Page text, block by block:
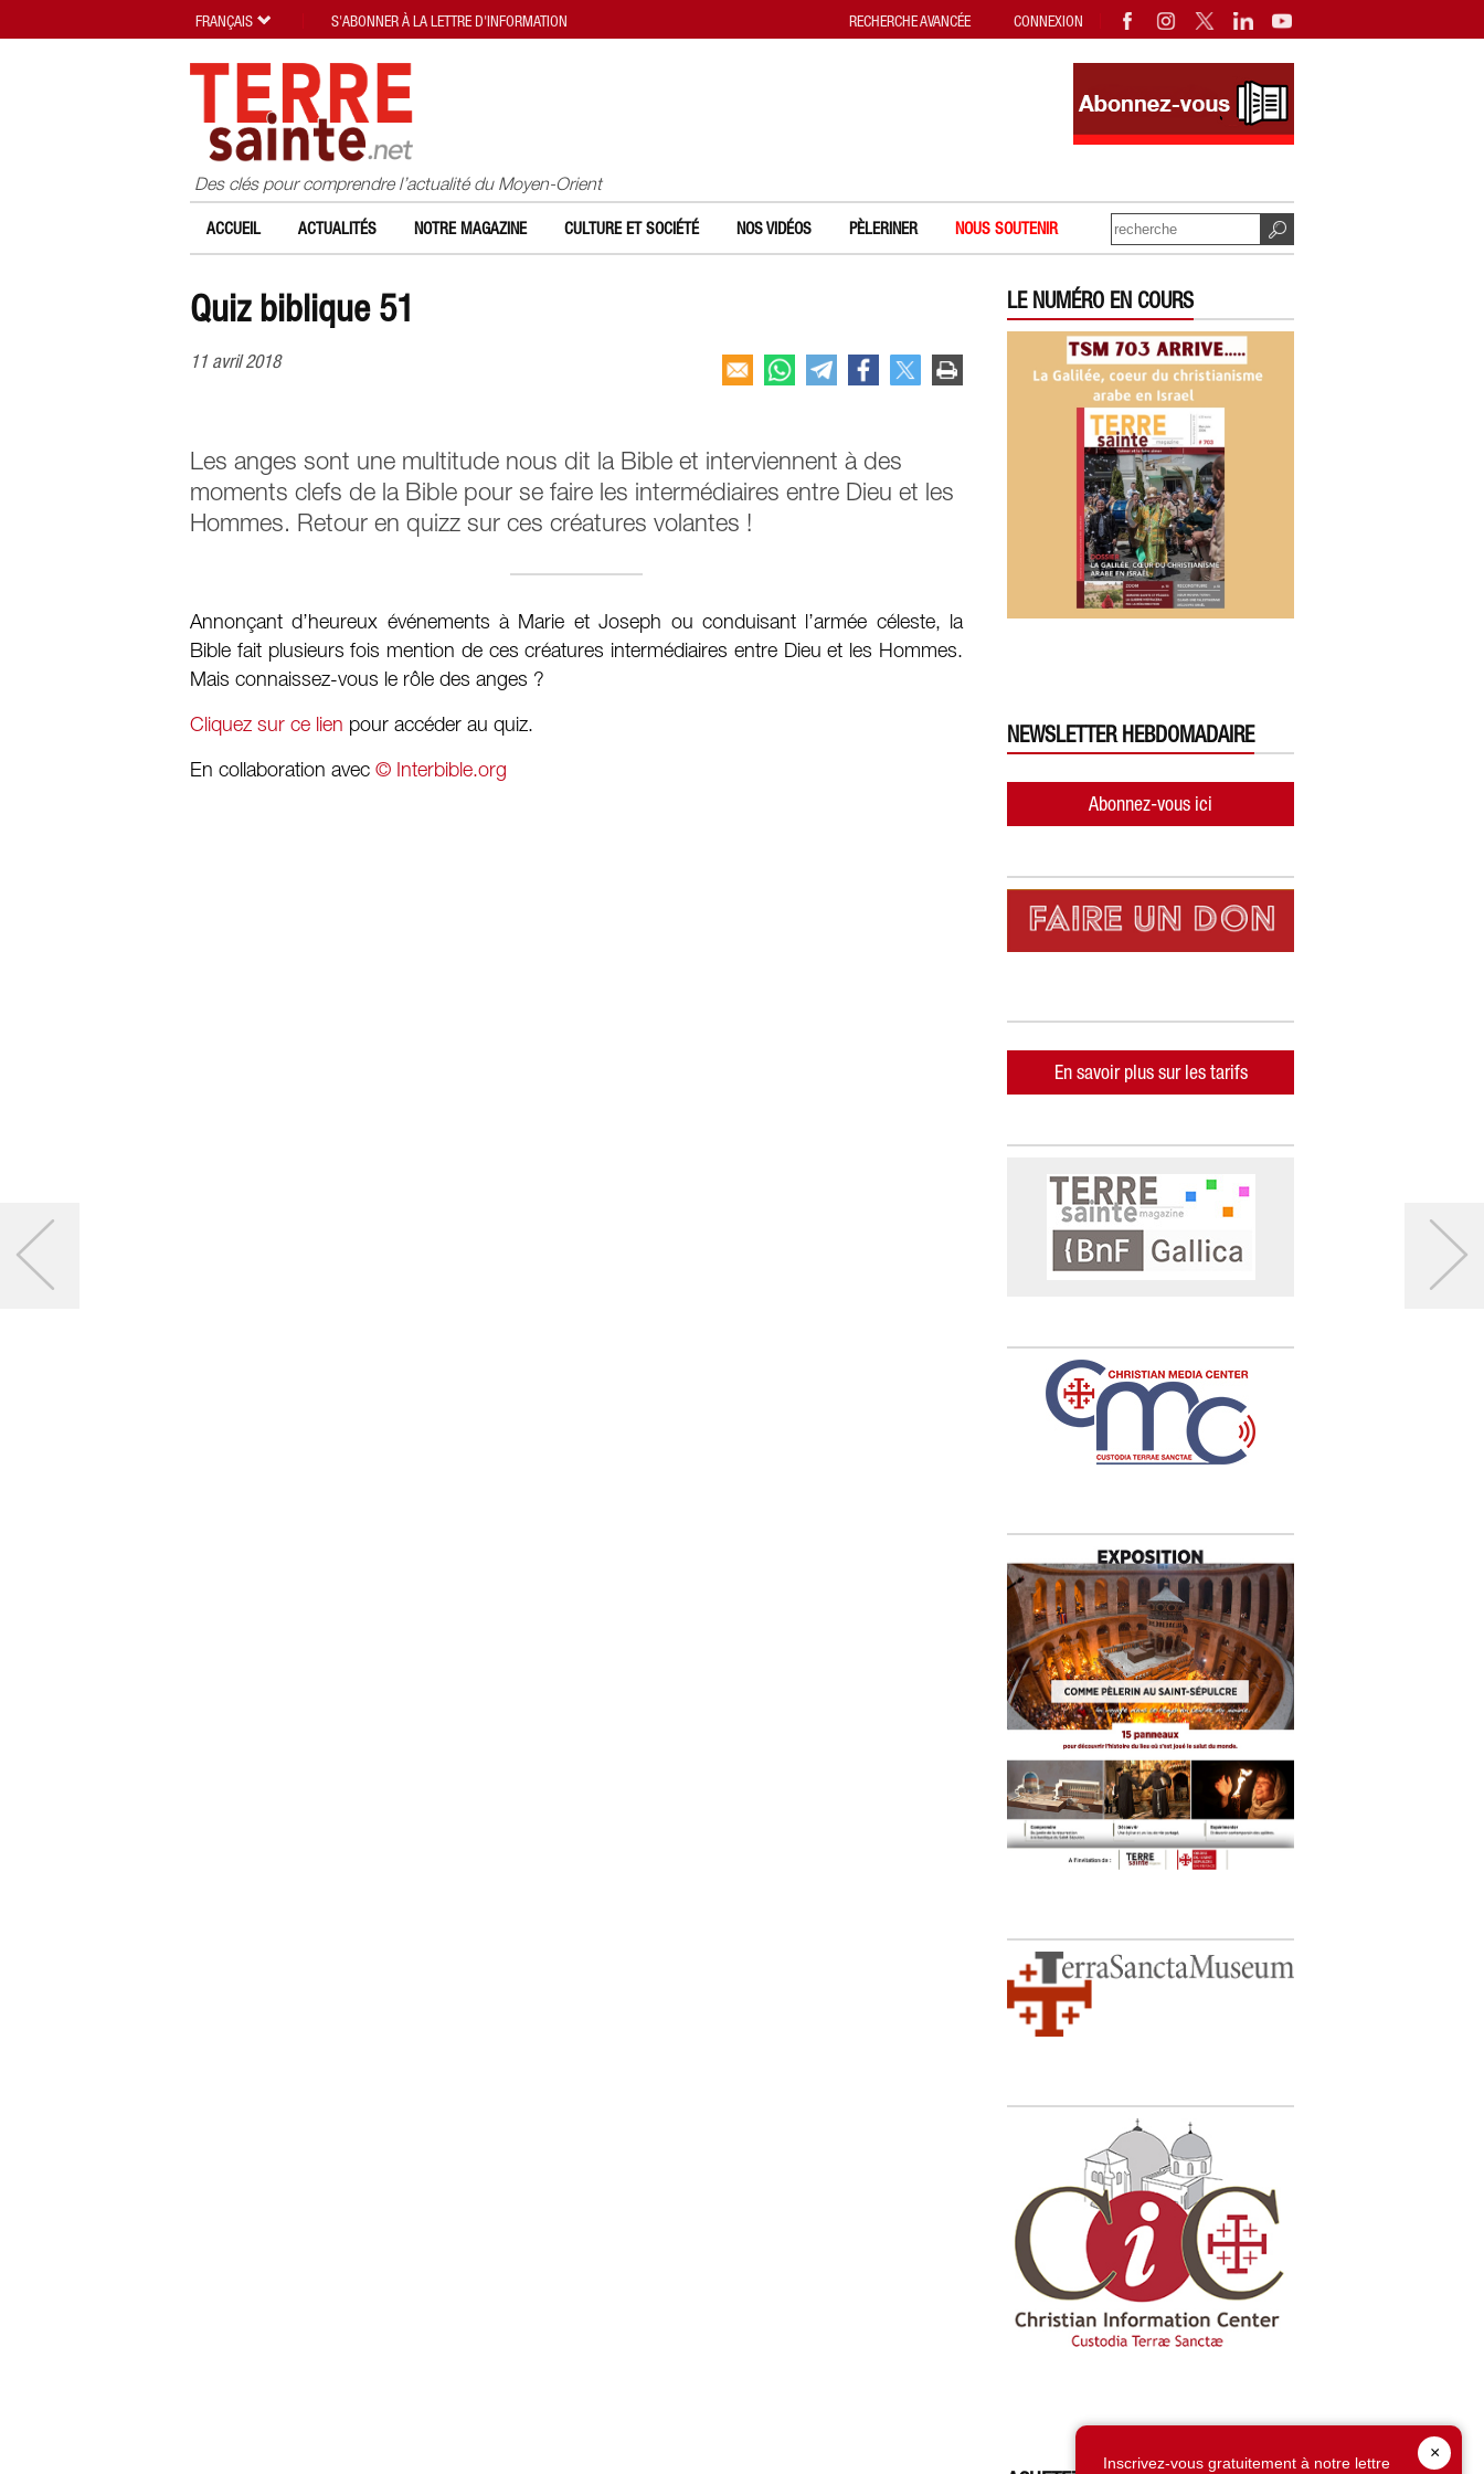
Des clés pour comprendre l’actualité du Moyen-Orient
ACCUEIL ACTUALITÉS NOTRE MAGAZINE CULTURE ET SOCIÉTÉ NOS VIDÉOS PÈLERINER NOUS SOUTENIR
Quiz biblique 51
11 avril 2018
Les anges sont une multitude nous dit la Bible et interviennent à des
moments clefs de la Bible pour se faire les intermédiaires entre Dieu et les
Hommes. Retour en quizz sur ces créatures volantes !
Annonçant d’heureux événements à Marie et Joseph ou conduisant l’armée céleste, la
Bible fait plusieurs fois mention de ces créatures intermédiaires entre Dieu et les Hommes.
Mais connaissez-vous le rôle des anges ?
Cliquez sur ce lien pour accéder au quiz.
En collaboration avec © Interbible.org
LE NUMÉRO EN COURS
NEWSLETTER HEBDOMADAIRE
Abonnez-vous ici
En savoir plus sur les tarifs
×
Inscrivez-vous gratuitement à notre lettre
RECHERCHE AVANCÉE CONNEXION
FRANÇAIS S'ABONNER À LA LETTRE D'INFORMATION